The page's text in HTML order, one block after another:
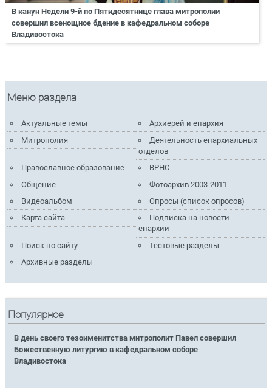
В канун Недели 9-й по Пятидесятнице глава митрополии
совершил всенощное бдение в кафедральном соборе
Владивостока
Меню раздела
Актуальные темы
Архиерей и епархия
Митрополия
Деятельность епархиальных
отделов
Православное образование
ВРНС
Общение
Фотоархив 2003-2011
Видеоальбом
Опросы (список опросов)
Карта сайта
Подписка на новости
епархии
Поиск по сайту
Тестовые разделы
Архивные разделы
Популярное
В день своего тезоименитства митрополит Павел совершил
Божественную литургию в кафедральном соборе
Владивостока